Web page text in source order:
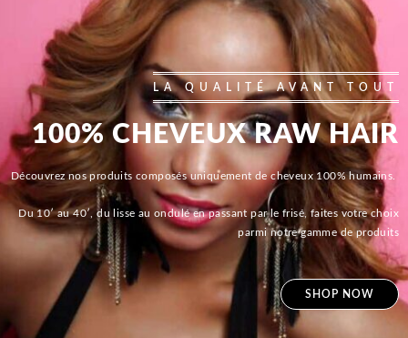
LA QUALITÉ AVANT TOUT
100% CHEVEUX RAW HAIR
Découvrez nos produits composés uniquement de cheveux 100% humains.
Du 10′ au 40′, du lisse au ondulé en passant par le frisé, faites votre choix
parmi notre gamme de produits
SHOP NOW